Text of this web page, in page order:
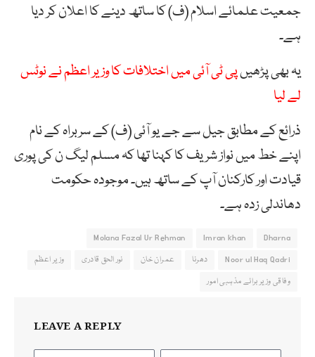
جمعیت علمائے اسلام (ف) کا ساتھ دینے کا اعلان کر دیا
ہے۔
یہ بھی پڑھیںپی ٹی آئی میں اختلافات کا وزیر اعظم نے نوٹس
لے لیا
ذرائع کے مطابق جیل سے جے یو آئی (ف) کے سربراہ کے نام
اپنے خط میں نواز شریف کا کہنا تھا کہ مسلم لیگ ن کی پوری
قیادت اور کارکنان آپ کے ساتھ ہیں۔ موجودہ حکومت
دھاندلی زدہ ہے۔
Dharna
Imran khan
Molana Fazal Ur Rehman
Noor ul Haq Qadri
دھرنا عمران خان نور الحق قادری
وزیر اعظم
وفاقی وزیر برائے مذہبی امور
LEAVE A REPLY